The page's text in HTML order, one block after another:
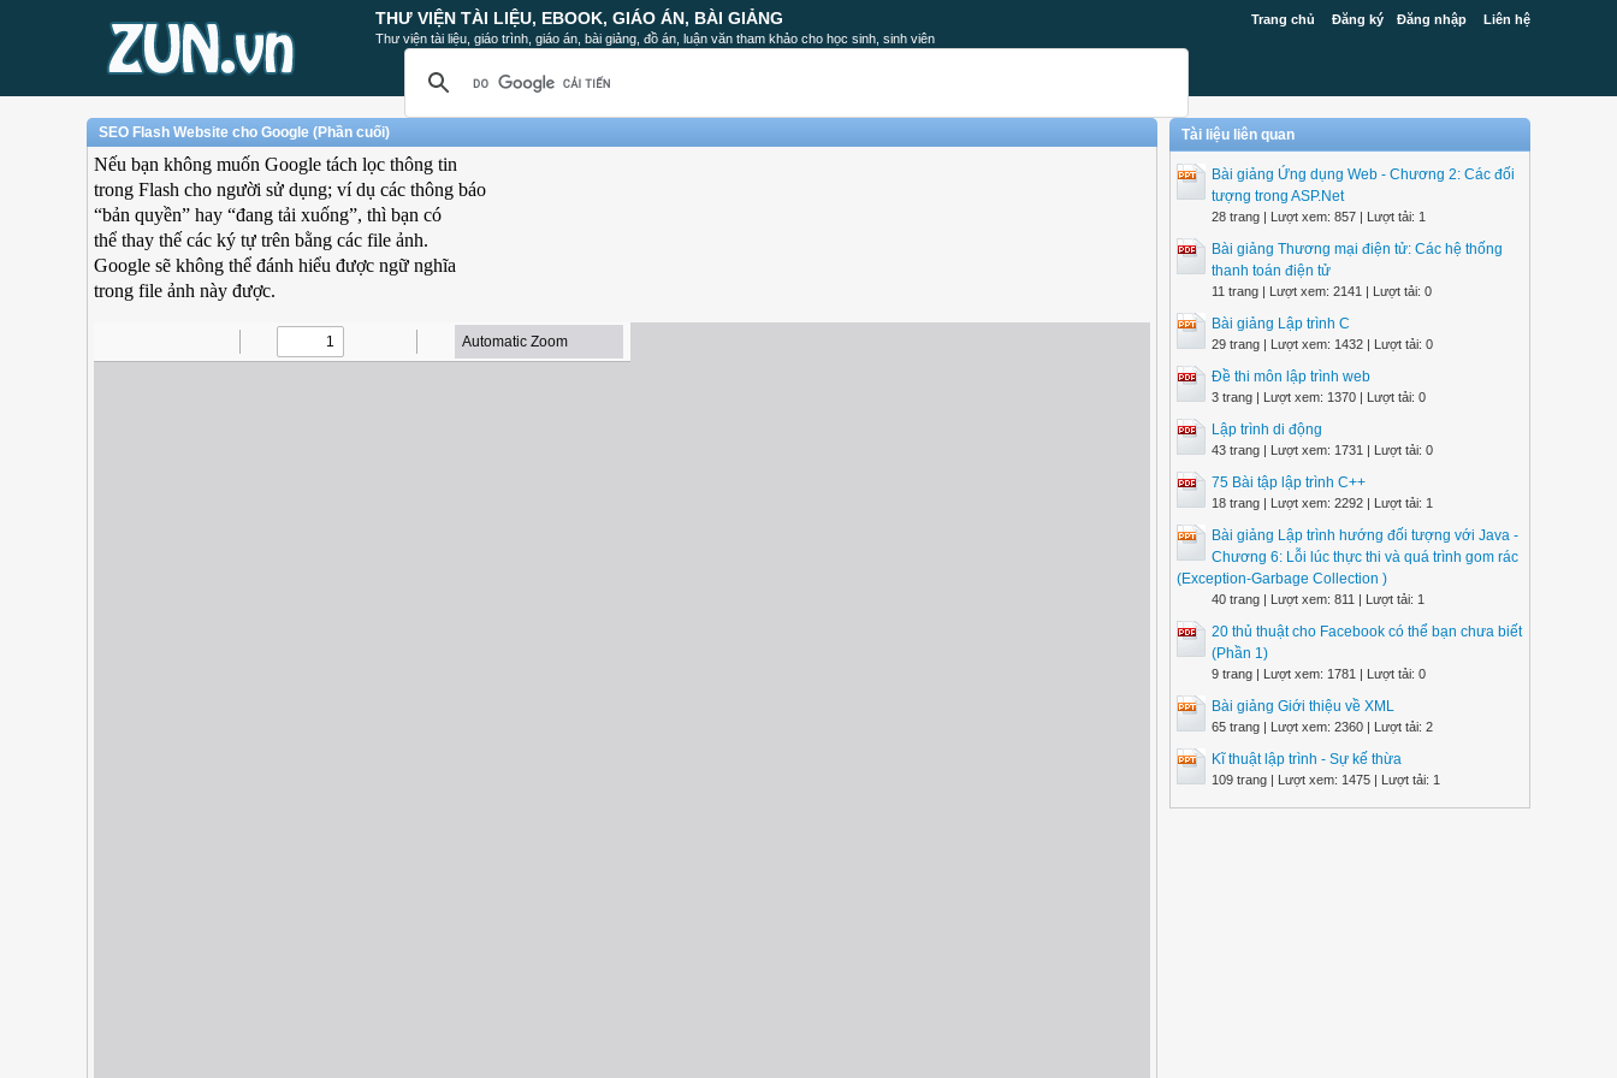
Trang chủ Đăng ký Đăng nhập Liên hệ
THƯ VIỆN TÀI LIỆU, EBOOK, GIÁO ÁN, BÀI GIẢNG
Thư viện tài liệu, giáo trình, giáo án, bài giảng, đồ án, luận văn tham khảo cho học sinh, sinh viên
SEO Flash Website cho Google (Phần cuối)
Nếu bạn không muốn Google tách lọc thông tin
trong Flash cho người sử dụng; ví dụ các thông báo
“bản quyền” hay “đang tải xuống”, thì bạn có
thể thay thế các ký tự trên bằng các file ảnh.
Google sẽ không thể đánh hiểu được ngữ nghĩa
trong file ảnh này được.
Tài liệu liên quan
Bài giảng Ứng dụng Web - Chương 2: Các đối
tượng trong ASP.Net
28 trang | Lượt xem: 857 | Lượt tải: 1
Bài giảng Thương mại điện tử: Các hệ thống
thanh toán điện tử
11 trang | Lượt xem: 2141 | Lượt tải: 0
Bài giảng Lập trình C
29 trang | Lượt xem: 1432 | Lượt tải: 0
Đề thi môn lập trình web
3 trang | Lượt xem: 1370 | Lượt tải: 0
Lập trình di động
43 trang | Lượt xem: 1731 | Lượt tải: 0
75 Bài tập lập trình C++
18 trang | Lượt xem: 2292 | Lượt tải: 1
Bài giảng Lập trình hướng đối tượng với Java -
Chương 6: Lỗi lúc thực thi và quá trình gom rác
(Exception-Garbage Collection )
40 trang | Lượt xem: 811 | Lượt tải: 1
20 thủ thuật cho Facebook có thể bạn chưa biết
(Phần 1)
9 trang | Lượt xem: 1781 | Lượt tải: 0
Bài giảng Giới thiệu về XML
65 trang | Lượt xem: 2360 | Lượt tải: 2
Kĩ thuật lập trình - Sự kế thừa
109 trang | Lượt xem: 1475 | Lượt tải: 1